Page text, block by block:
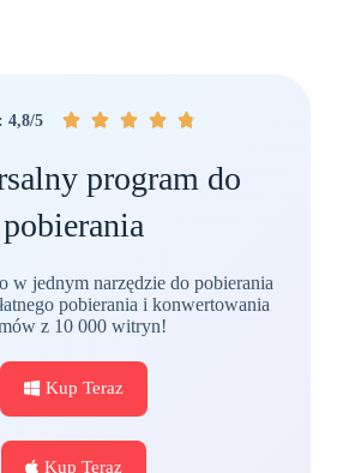
4,8/5     
program do
pobierania
w jednym narzędzie do pobierania
pobierania i konwertowania
z 10 000 witryn!
Kup Teraz
Kup Teraz